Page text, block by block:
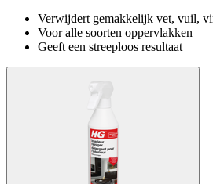
Verwijdert gemakkelijk vet, vuil,
Voor alle soorten oppervlakken
Geeft een streeploos resultaat